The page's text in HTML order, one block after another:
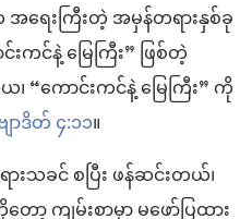
အရေးကြီးတဲ့ အမှန်တရားနှစ်ခု
ကင်နဲ့ မြေကြီး” ဖြစ်တဲ့
“ကောင်းကင်နဲ့ မြေကြီး” ကို
ျာဒိတ် ၄:၁၁။
သခင် စပြီး ဖန်ဆင်းတယ်၊